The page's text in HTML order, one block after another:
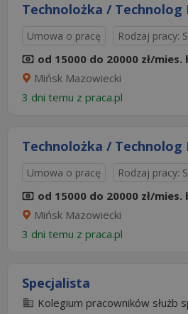
Technolożka / Technolog
Umowa o pracę Rodzaj pracy:
od 15000 do 20000 zł/
Mińsk Mazowiecki
3 dni temu z praca.pl
Technolożka / Technolog
Umowa o pracę Rodzaj pracy:
od 15000 do 20000 zł/
Mińsk Mazowiecki
3 dni temu z praca.pl
Specjalista
Kolegium pracowników służb